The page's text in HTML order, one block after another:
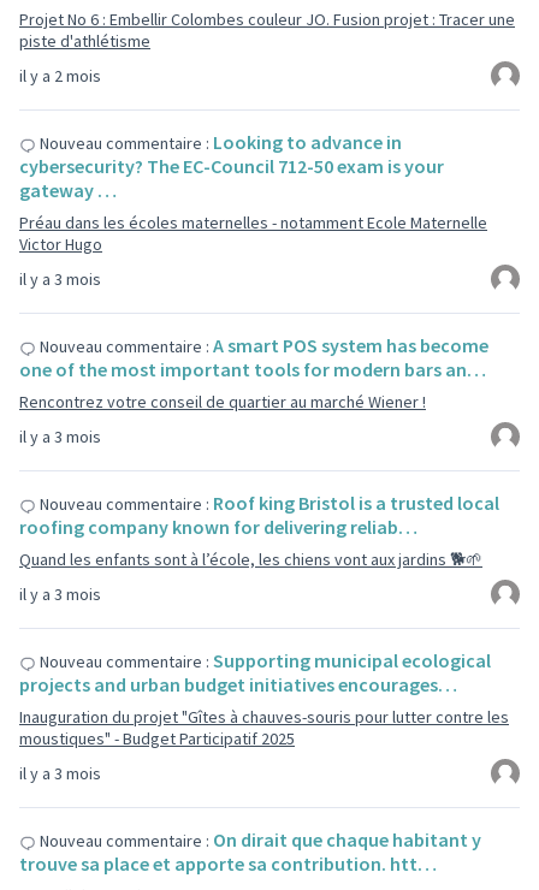
il y a 2 mois
Projet No 6 : Embellir Colombes couleur JO. Fusion projet : Tracer une
piste d'athlétisme
il y a 3 mois
Nouveau commentaire : Looking to advance in
cybersecurity? The EC-Council 712-50 exam is your
gateway …
Préau dans les écoles maternelles - notamment Ecole Maternelle
Victor Hugo
il y a 3 mois
Nouveau commentaire : A smart POS system has become
one of the most important tools for modern bars an…
Rencontrez votre conseil de quartier au marché Wiener !
il y a 3 mois
Nouveau commentaire : Roof king Bristol is a trusted local
roofing company known for delivering reliab…
Quand les enfants sont à l’école, les chiens vont aux jardins 🐕🌱
il y a 3 mois
Nouveau commentaire : Supporting municipal ecological
projects and urban budget initiatives encourages…
Inauguration du projet "Gîtes à chauves-souris pour lutter contre les
moustiques" - Budget Participatif 2025
Nouveau commentaire : On dirait que chaque habitant y
trouve sa place et apporte sa contribution. htt…